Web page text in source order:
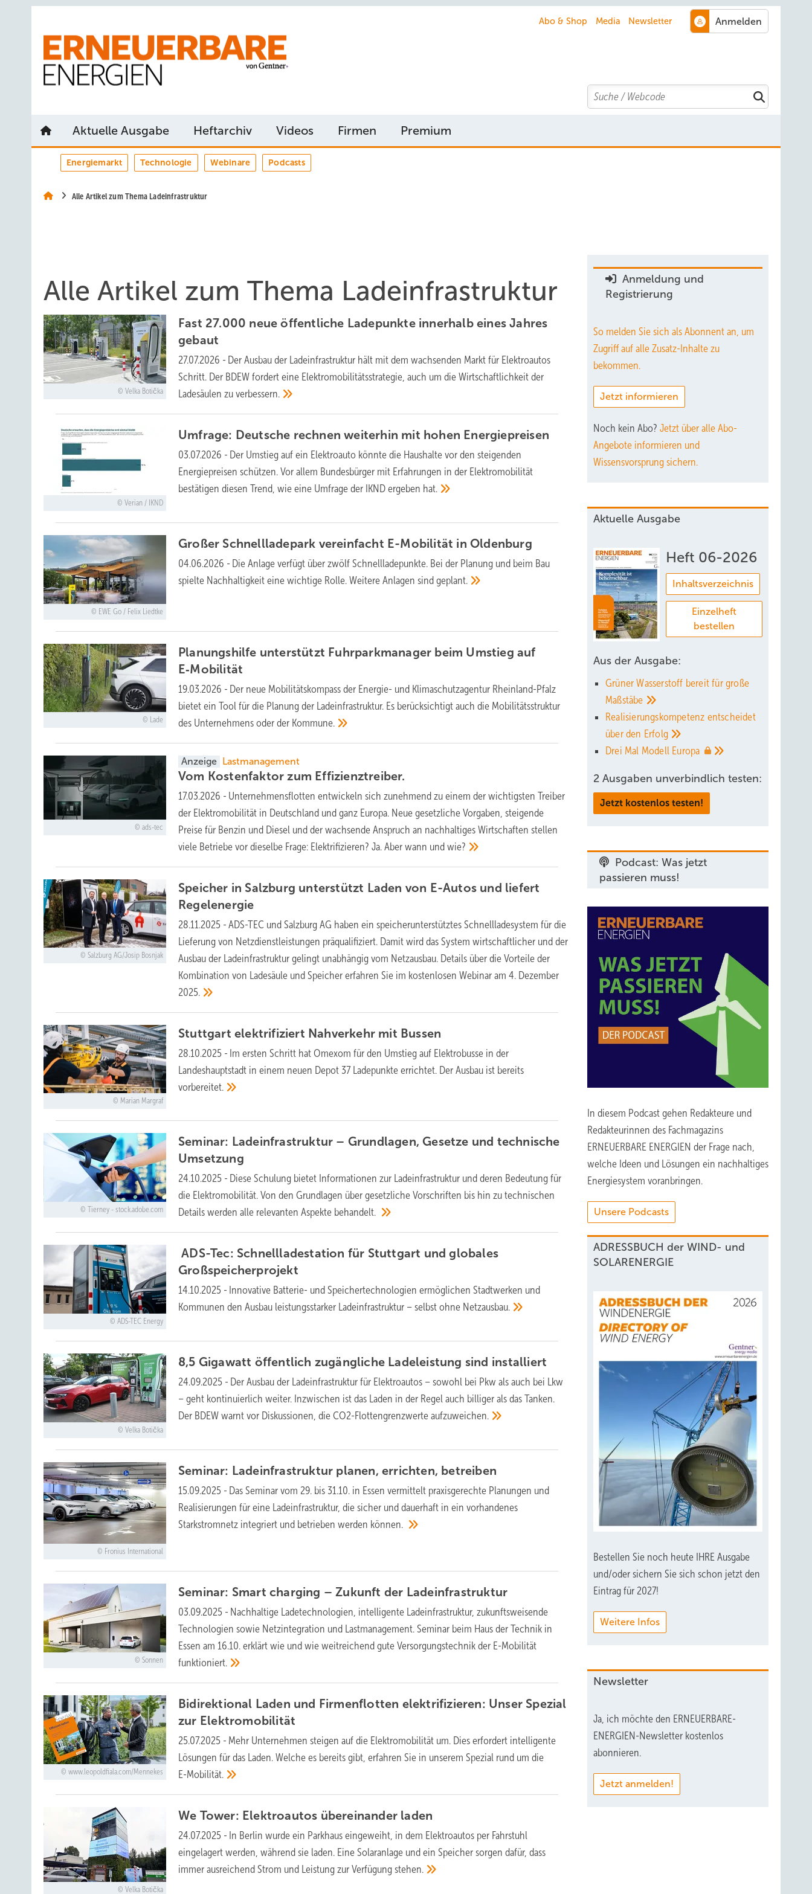
Abo & Shop Media Newsletter
Search
Aktuelle Ausgabe Heftarchiv Videos Firmen Premium
Energiemarkt Technologie Webinare Podcasts
Alle Artikel zum Thema Ladeinfrastruktur
Alle Artikel zum Thema Ladeinfrastruktur
Velka Botička
Fast 27.000 neue öffentliche Ladepunkte innerhalb eines Jahres
gebaut
27.07.2026 - Der Ausbau der Ladeinfrastruktur hält mit dem wachsenden Markt für Elektroautos
Schritt. Der BDEW fordert eine Elektromobilitätsstrategie, auch um die Wirtschaftlichkeit der
Ladesäulen zuverbessern.
Verian / IKND
Umfrage: Deutsche rechnen weiterhin mit hohen Energiepreisen
03.07.2026 - Der Umstieg auf ein Elektroauto könnte die Haushalte vor den steigenden
Energiepreisen schützen. Vor allem Bundesbürger mit Erfahrungen in der Elektromobilität
bestätigen diesen Trend, wie eine Umfrage der IKND ergeben hat.
EWE Go / Felix Liedtke
Großer Schnellladepark vereinfacht E-Mobilität inOldenburg
04.06.2026 - Die Anlage verfügt über zwölf Schnellladepunkte. Bei der Planung und beim Bau
spielte Nachhaltigkeit eine wichtige Rolle. Weitere Anlagen sindgeplant.
Lade
Planungshilfe unterstützt Fuhrparkmanager beim Umstieg auf
E‑Mobilität
19.03.2026 - Der neue Mobilitätskompass der Energie- und Klimaschutzagentur Rheinland-Pfalz
bietet ein Tool für die Planung der Ladeinfrastruktur. Es berücksichtigt auch die Mobilitätsstruktur
des Unternehmens oder der Kommune.
ads-tec
Anzeige Lastmanagement
Vom Kostenfaktor zum Effizienztreiber.
17.03.2026 - Unternehmensflotten entwickeln sich zunehmend zu einem der wichtigsten Treiber
der Elektromobilität in Deutschland und ganz Europa. Neue gesetzliche Vorgaben, steigende
Preise für Benzin und Diesel und der wachsende Anspruch an nachhaltiges Wirtschaften stellen
viele Betriebe vor dieselbe Frage: Elektrifizieren? Ja. Aber wann undwie?
Salzburg AG/Josip Bosnjak
Speicher in Salzburg unterstützt Laden von E-Autos und liefert
Regelenergie
28.11.2025 - ADS-TEC und Salzburg AG haben ein speicherunterstütztes Schnellladesystem für die
Lieferung von Netzdienstleistungen präqualifiziert. Damit wird das System wirtschaftlicher und der
Ausbau der Ladeinfrastruktur gelingt unabhängig vom Netzausbau. Details über die Vorteile der
Kombination von Ladesäule und Speicher erfahren Sie im kostenlosen Webinar am 4. Dezember
2025.
Marian Margraf
Stuttgart elektrifiziert Nahverkehr mit Bussen
28.10.2025 - Im ersten Schritt hat Omexom für den Umstieg auf Elektrobusse in der
Landeshauptstadt in einem neuen Depot 37 Ladepunkte errichtet. Der Ausbau ist bereits
vorbereitet.
Tierney - stock.adobe.com
Seminar: Ladeinfrastruktur – Grundlagen, Gesetze und technische
Umsetzung
24.10.2025 - Diese Schulung bietet Informationen zur Ladeinfrastruktur und deren Bedeutung für
die Elektromobilität. Von den Grundlagen über gesetzliche Vorschriften bis hin zu technischen
Details werden alle relevanten Aspekte behandelt.
ADS-TEC Energy
ADS-Tec: Schnellladestation für Stuttgart und globales
Großspeicherprojekt
14.10.2025 - Innovative Batterie- und Speichertechnologien ermöglichen Stadtwerken und
Kommunen den Ausbau leistungsstarker Ladeinfrastruktur – selbst ohne Netzausbau.
Velka Botička
8,5 Gigawatt öffentlich zugängliche Ladeleistung sind installiert
24.09.2025 - Der Ausbau der Ladeinfrastruktur für Elektroautos – sowohl bei Pkw als auch bei Lkw
– geht kontinuierlich weiter. Inzwischen ist das Laden in der Regel auch billiger als das Tanken.
Der BDEW warnt vor Diskussionen, die CO2-Flottengrenzwerteaufzuweichen.
Fronius International
Seminar: Ladeinfrastruktur planen, errichten, betreiben
15.09.2025 - Das Seminar vom 29. bis 31.10. in Essen vermittelt praxisgerechte Planungen und
Realisierungen für eine Ladeinfrastruktur, die sicher und dauerhaft in ein vorhandenes
Starkstromnetz integriert und betrieben werden können.
Sonnen
Seminar: Smart charging – Zukunft der Ladeinfrastruktur
03.09.2025 - Nachhaltige Ladetechnologien, intelligente Ladeinfrastruktur, zukunftsweisende
Technologien sowie Netzintegration und Lastmanagement. Seminar beim Haus der Technik in
Essen am 16.10. erklärt wie und wie weitreichend gute Versorgungstechnik der E-Mobilität
funktioniert.
www.leopoldfiala.com/Mennekes
Bidirektional Laden und Firmenflotten elektrifizieren: Unser Spezial
zur Elektromobilität
25.07.2025 - Mehr Unternehmen steigen auf die Elektromobilität um. Dies erfordert intelligente
Lösungen für das Laden. Welche es bereits gibt, erfahren Sie in unserem Spezial rund um die
E-Mobilität.
Velka Botička
We Tower: Elektroautos übereinander laden
24.07.2025 - In Berlin wurde ein Parkhaus eingeweiht, in dem Elektroautos per Fahrstuhl
eingelagert werden, während sie laden. Eine Solaranlage und ein Speicher sorgen dafür, dass
immer ausreichend Strom und Leistung zur Verfügungstehen.
Anmeldung und
Registrierung
So melden Sie sich als Abonnent an, um
Zugriff auf alle Zusatz-Inhalte zu
bekommen.
Jetzt informieren
Noch kein Abo? Jetzt über alle Abo-
Angebote informieren und
Wissensvorsprung sichern.
Aktuelle Ausgabe
Heft 06-2026
Inhaltsverzeichnis
Einzelheft
bestellen
Aus der Ausgabe:
Grüner Wasserstoff bereit für große
Maßstäbe
Realisierungskompetenz entscheidet
über den Erfolg
Drei Mal Modell Europa
2 Ausgaben unverbindlich testen:
Jetzt kostenlos testen!
Podcast: Was jetzt
passieren muss!
In diesem Podcast gehen Redakteure und
Redakteurinnen des Fachmagazins
ERNEUERBARE ENERGIEN der Frage nach,
welche Ideen und Lösungen ein nachhaltiges
Energiesystem voranbringen.
Unsere Podcasts
ADRESSBUCH der WIND- und
SOLARENERGIE
Bestellen Sie noch heute IHRE Ausgabe
und/oder sichern Sie sich schon jetzt den
Eintrag für 2027!
Weitere Infos
Newsletter
Ja, ich möchte den ERNEUERBARE-
ENERGIEN-Newsletter kostenlos
abonnieren.
Jetzt anmelden!